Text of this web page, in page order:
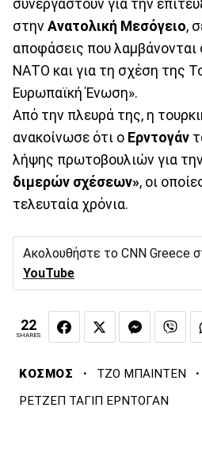
συνεργαστούν για την
στην Ανατολική Μεσόγειο,
αποφάσεις που
ΝΑΤΟ και για τη σχέση της
Ευρωπαϊκή Ένωση».
Από την πλευρά της, η
ανακοίνωσε ότι ο Ερντογάν
λήψης πρωτοβουλιών για
διμερών σχέσεων», οι
τελευταία χρόνια.
Ακολουθήστε το CNN Greece
YouTube
22
SHARES
ΚΟΣΜΟΣ · ΤΖΟ ΜΠΑΙΝΤΕΝ ·
ΡΕΤΖΕΠ ΤΑΓΙΠ ΕΡΝΤΟΓΑΝ